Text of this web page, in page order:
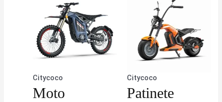
Citycoco
Moto
Citycoco
Patinete